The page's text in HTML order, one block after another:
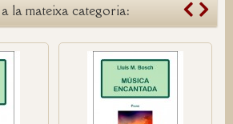
la mateixa categoria: